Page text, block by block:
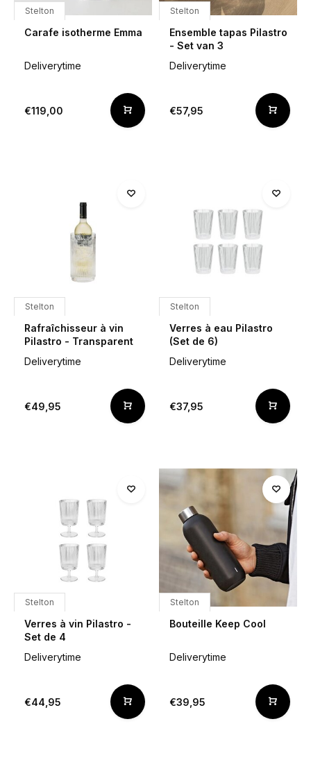
Stelton
Carafe isotherme Emma
Deliverytime
€119,00
Stelton
Ensemble tapas Pilastro
- Set van 3
Deliverytime
€57,95
Stelton
Rafraîchisseur à vin
Pilastro - Transparent
Deliverytime
€49,95
Stelton
Verres à eau Pilastro
(Set de 6)
Deliverytime
€37,95
Stelton
Verres à vin Pilastro -
Set de 4
Deliverytime
€44,95
Stelton
Bouteille Keep Cool
Deliverytime
€39,95